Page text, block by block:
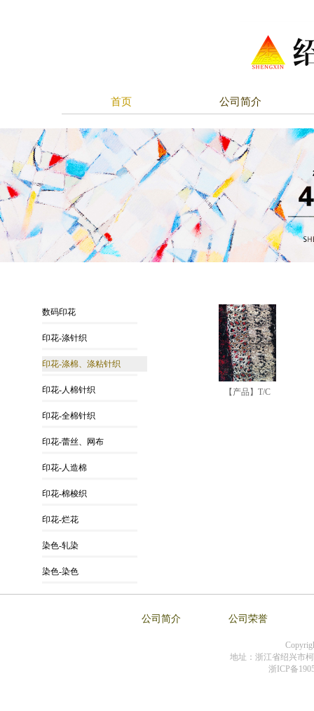
首页 公司简介
数码印花
印花-涤针织
印花-涤棉、涤粘针织
印花-人棉针织
印花-全棉针织
印花-蕾丝、网布
印花-人造棉
印花-棉梭织
印花-烂花
染色-轧染
染色-染色
【产品】T/C
公司简介 公司荣誉
地址：浙江省绍兴市
浙ICP备